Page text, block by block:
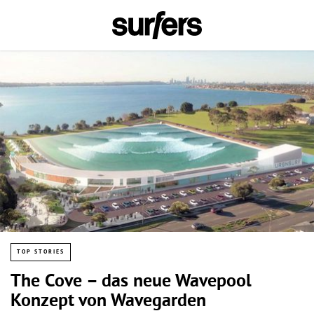
TOP STORIES
The Cove – das neue Wavepool
Konzept von Wavegarden